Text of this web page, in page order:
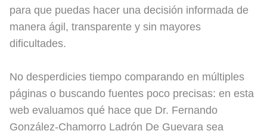
para que puedas hacer una decisión informada de
manera ágil, transparente y sin mayores
dificultades.
No desperdicies tiempo comparando en múltiples
páginas o buscando fuentes poco precisas: en esta
web evaluamos qué hace que Dr. Fernando
González-Chamorro Ladrón De Guevara sea